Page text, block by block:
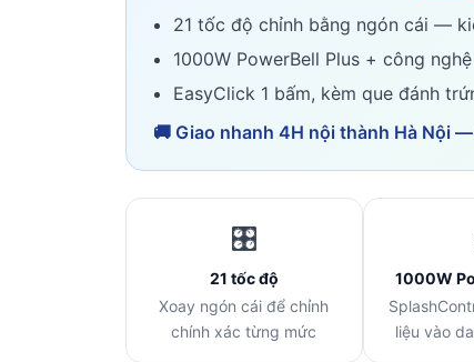
21 tốc độ chỉnh bằng ngón cái —
1000W PowerBell Plus + công
EasyClick 1 bấm, kèm que đánh
🚚 Giao nhanh 4H nội thành Hà Nội
🎛️
21 tốc độ
Xoay ngón cái để chỉnh
chính xác từng mức
1000W
liệu vào